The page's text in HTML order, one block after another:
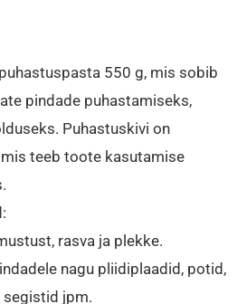
550 g, mis sobib
pindade puhastamiseks,
Puhastuskivi on
teeb toote kasutamise
rasva ja plekke.
nagu pliidiplaadid, potid,
segistid jpm.